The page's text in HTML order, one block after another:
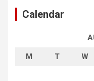
Calendar
M T W